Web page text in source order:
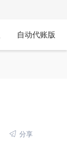
自动代账版
分享